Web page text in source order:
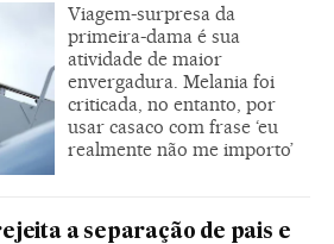
Viagem-surpresa da
primeira-dama é sua
atividade de maior
envergadura. Melania foi
criticada, no entanto, por
usar casaco com frase ‘eu
realmente não me importo’
a separação de pais e